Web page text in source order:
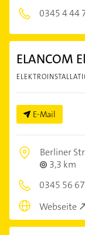
0345 4 44
ELANCOM
E-Mail
Berliner
3,3 km
0345 56
Webseite